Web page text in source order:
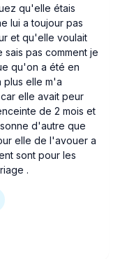
qu'elle étais
lui a toujour pas
et qu'elle voulait
pas comment je
qu'on a été en
plus elle m'a
elle avait peur
de 2 mois et
d'autre que
elle de l'avouer a
sont pour les
.